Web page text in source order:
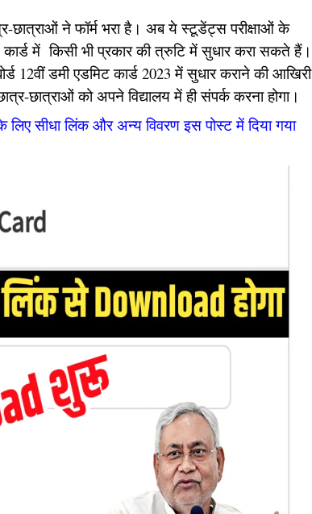
छात्राओं ने फॉर्म भरा है। अब ये स्टूडेंट्स परीक्षाओं के
में किसी भी प्रकार की त्रुटि में सुधार करा सकते हैं।
12वीं डमी एडमिट कार्ड 2023 में सुधार कराने की आखिरी
छात्राओं को अपने विद्यालय में ही संपर्क करना होगा।
लिए सीधा लिंक और अन्य विवरण इस पोस्ट में दिया गया